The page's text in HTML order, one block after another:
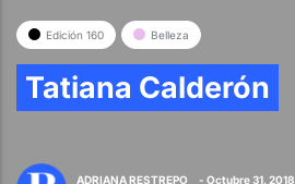
Edición 160 Belleza
Tatiana Calderón
ADRIANA RESTREPO - Octubre 31, 2018